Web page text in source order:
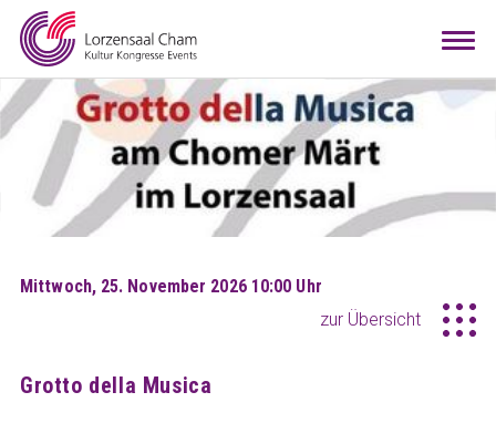
Mieten
Besuchen
Infos
Teamwork
Mittwoch, 25. November 2026 10:00 Uhr
zur Übersicht
Grotto della Musica